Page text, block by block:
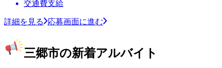
交通費支給
詳細を見る 応募画面に進む
三郷市の新着アルバイト